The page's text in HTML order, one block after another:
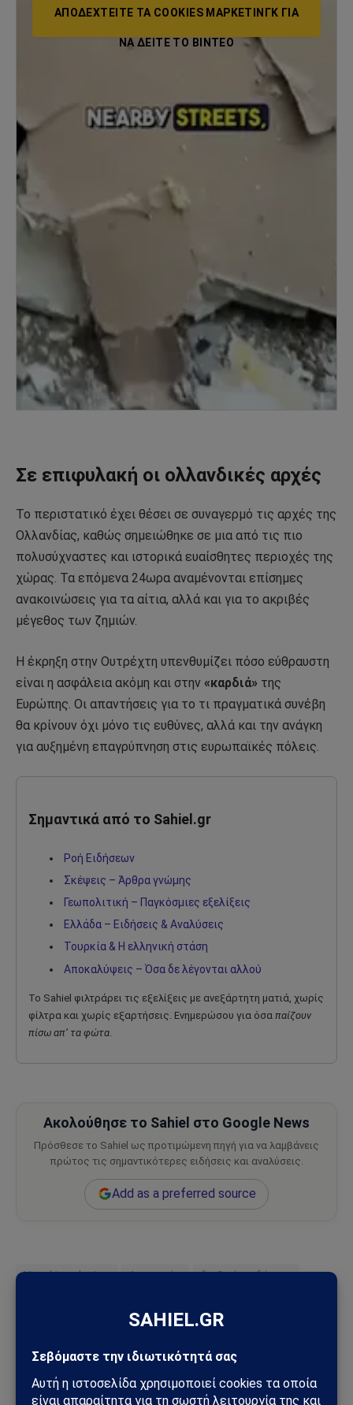
ΑΠΟΔΕΧΤΕΊΤΕ ΤΑ COOKIES ΜΆΡΚΕΤΙΝΓΚ ΓΙΑ
ΝΑ ΔΕΊΤΕ ΤΟ ΒΙΝΤΕΟ
Σε επιφυλακή οι ολλανδικές αρχές
Το περιστατικό έχει θέσει σε συναγερμό τις αρχές της
Ολλανδίας, καθώς σημειώθηκε σε μια από τις πιο
πολυσύχναστες και ιστορικά ευαίσθητες περιοχές της
χώρας. Τα επόμενα 24ωρα αναμένονται επίσημες
ανακοινώσεις για τα αίτια, αλλά και για το ακριβές
μέγεθος των ζημιών.
Η έκρηξη στην Ουτρέχτη υπενθυμίζει πόσο εύθραυστη
είναι η ασφάλεια ακόμη και στην «καρδιά» της
Ευρώπης. Οι απαντήσεις για το τι πραγματικά συνέβη
θα κρίνουν όχι μόνο τις ευθύνες, αλλά και την ανάγκη
για αυξημένη επαγρύπνηση στις ευρωπαϊκές πόλεις.
Σημαντικά από το Sahiel.gr
Ροή Ειδήσεων
Σκέψεις – Άρθρα γνώμης
Γεωπολιτική – Παγκόσμιες εξελίξεις
Ελλάδα – Ειδήσεις & Αναλύσεις
Τουρκία & Η ελληνική στάση
Αποκαλύψεις – Όσα δε λέγονται αλλού
Το Sahiel φιλτράρει τις εξελίξεις με ανεξάρτητη ματιά, χωρίς
φίλτρα και χωρίς εξαρτήσεις. Ενημερώσου για όσα παίζουν
πίσω απ’ τα φώτα
Ακολούθησε το Sahiel στο Google News
Πρόσθεσε το Sahiel ως προτιμώμενη πηγή για να λαμβάνεις
πρώτος τις σημαντικότερες ειδήσεις και αναλύσεις.
Add as a preferred source
Utrecht explosion Αστυνομία διεθνείς ειδήσεις
Πυροσβεστική τραυματίες
Ακολουθήστε στο Instagram